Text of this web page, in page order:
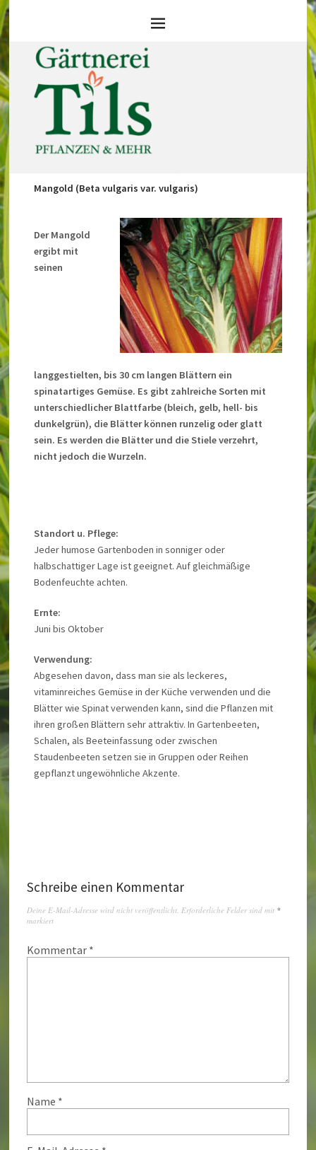
Mangold (Beta vulgaris var. vulgaris)
Der Mangold
ergibt mit
seinen
langgestielten, bis 30 cm langen Blättern ein
spinatartiges Gemüse. Es gibt zahlreiche Sorten mit
unterschiedlicher Blattfarbe (bleich, gelb, hell- bis
dunkelgrün), die Blätter können runzelig oder glatt
sein. Es werden die Blätter und die Stiele verzehrt,
nicht jedoch die Wurzeln.
Standort u. Pflege:
Jeder humose Gartenboden in sonniger oder
halbschattiger Lage ist geeignet. Auf gleichmäßige
Bodenfeuchte achten.
Ernte:
Juni bis Oktober
Verwendung:
Abgesehen davon, dass man sie als leckeres,
vitaminreiches Gemüse in der Küche verwenden und die
Blätter wie Spinat verwenden kann, sind die Pflanzen mit
ihren großen Blättern sehr attraktiv. In Gartenbeeten,
Schalen, als Beeteinfassung oder zwischen
Staudenbeeten setzen sie in Gruppen oder Reihen
gepflanzt ungewöhnliche Akzente.
Schreibe einen Kommentar
Deine E-Mail-Adresse wird nicht veröffentlicht. Erforderliche Felder sind mit *
markiert
Kommentar *
Name *